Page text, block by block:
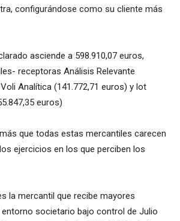
configurándose como su cliente más
asciende a 598.910,07 euros,
receptoras Análisis Relevante
Analítica (141.772,71 euros) y lot
euros)
que todas estas mercantiles carecen
ejercicios en los que perciben los
la mercantil que recibe mayores
societario bajo control de Julio